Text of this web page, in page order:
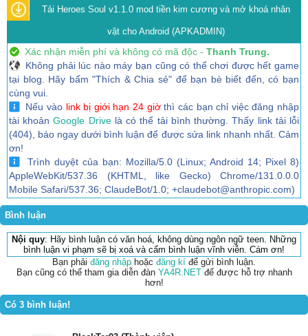
Tải Heroes Soul v1.1.0 mod tiền kim cương và mở khoá nhân
vật cho Android (APKADMIN)
Xác nhận miễn phí và không có mã độc - Thanh Trung.
Không phải lúc nào máy bạn cũng có thể chơi được hết game
tại blog. Hãy bấm "Thích & Chia sẻ" để bạn bè biết đến, có bạn
cùng vui.
Nếu vào link bị giới hạn 24 giờthì các bạn chỉ việc đăng nhập
tài khoảnGoogle Drivelà có thể tải bình thường. Thấy link tải lỗi
(404), báo ngay dưới bình luận để được sửa link nhanh nhất. Cảm
ơn!
Trình duyệt của bạn: Mozilla/5.0 (Linux; Android 14; Pixel 8)
AppleWebKit/537.36 (KHTML, like Gecko) Chrome/131.0.0.0
Mobile Safari/537.36; ClaudeBot/1.0; +claudebot@anthropic.com)
Bình luận
Nội quy: Hãy bình luận có văn hoá, không dùng ngôn ngữ teen. Những
bình luận vi phạm sẽ bị xoá và cấm bình luận vĩnh viễn. Cám ơn!
Bạn phải đăng nhập hoặc đăng kí để gửi bình luận.
Bạn cũng có thể tham gia diễn đàn YA4R.NETđể được hỗ trợ nhanh
hơn!
Có 3 bình luận!